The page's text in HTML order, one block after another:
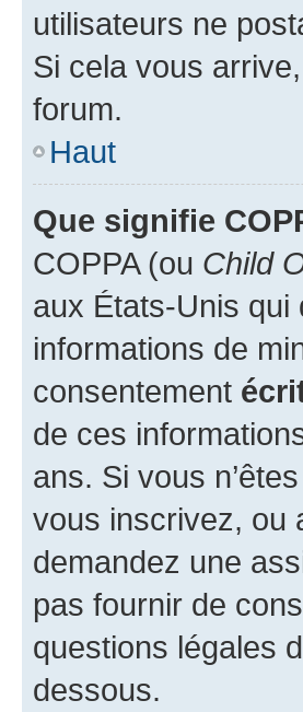
utilisateurs ne
Si cela vous
forum.
Haut
Que signifie
COPPA (ou Child
aux États-Unis qui
informations de
consentement
de ces
ans. Si vous
vous inscrivez, ou
demandez une
pas fournir de
questions légales
dessous.